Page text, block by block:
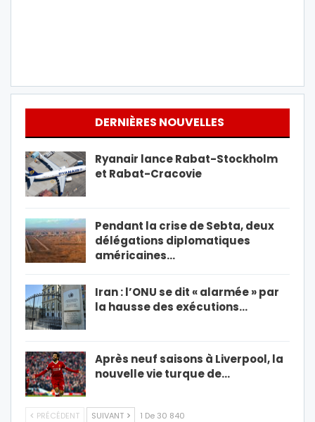
DERNIÈRES NOUVELLES
Ryanair lance Rabat-Stockholm
et Rabat-Cracovie
Pendant la crise de Sebta, deux
délégations diplomatiques
américaines…
Iran : l’ONU se dit « alarmée » par
la hausse des exécutions…
Après neuf saisons à Liverpool, la
nouvelle vie turque de…
PRÉCÉDENT SUIVANT 1 De 30 840